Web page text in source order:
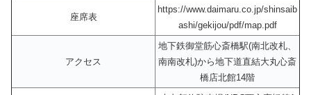
座席表
https://www.daimaru.co.jp/shinsaib
ashi/gekijou/pdf/map.pdf
アクセス
地下鉄御堂筋心斎橋駅(南北改札、
南南改札)から地下道直結大丸心斎
橋店北館14階